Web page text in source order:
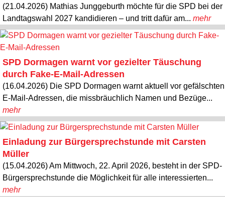
(21.04.2026) Mathias Junggeburth möchte für die SPD bei der
Landtagswahl 2027 kandidieren – und tritt dafür am... mehr
SPD Dormagen warnt vor gezielter Täuschung
durch Fake-E-Mail-Adressen
(16.04.2026) Die SPD Dormagen warnt aktuell vor gefälschten
E-Mail-Adressen, die missbräuchlich Namen und Bezüge...
mehr
Einladung zur Bürgersprechstunde mit Carsten
Müller
(15.04.2026) Am Mittwoch, 22. April 2026, besteht in der SPD-
Bürgersprechstunde die Möglichkeit für alle interessierten...
mehr